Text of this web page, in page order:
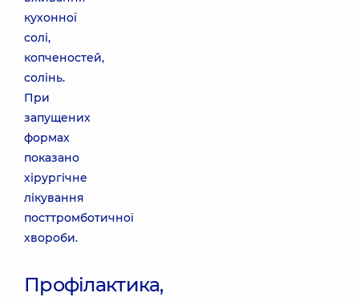
кухонної
солі,
копченостей,
солінь.
При
запущених
формах
показано
хірургічне
лікування
посттромботичної
хвороби.
Профілактика,